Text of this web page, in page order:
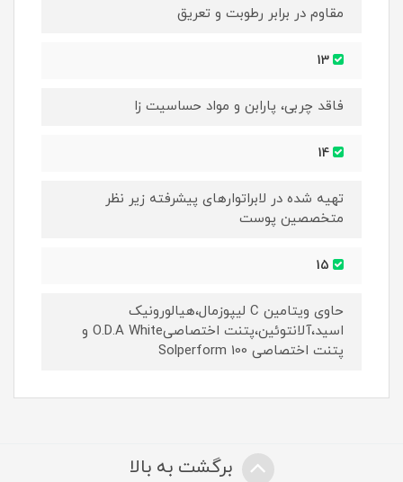
مقاوم در برابر رطوبت و تعریق
فاقد چربی، پارابن و مواد حساسیت زا
تهیه شده در لابراتوارهای پیشرفته زیر نظر
متخصصین پوست
حاوی ویتامین C لیپوزمال،هیالورونیک
اسید،آلانتوئین،پتنت اختصاصیO.D.A White و
پتنت اختصاصی Solperform 100
برگشت به بالا